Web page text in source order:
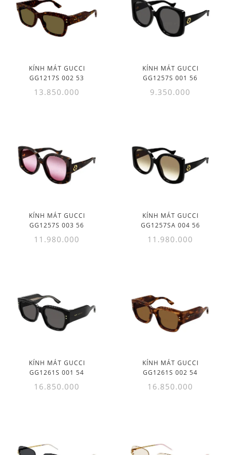
KÍNH MÁT GUCCI
GG1217S 002 53
13.850.000
KÍNH MÁT GUCCI
GG1257S 001 56
9.350.000
KÍNH MÁT GUCCI
GG1257S 003 56
11.980.000
KÍNH MÁT GUCCI
GG1257SA 004 56
11.980.000
KÍNH MÁT GUCCI
GG1261S 001 54
16.850.000
KÍNH MÁT GUCCI
GG1261S 002 54
16.850.000